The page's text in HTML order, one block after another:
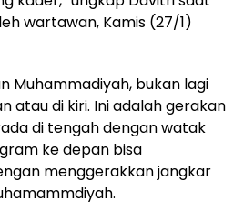
wartawan, Kamis (27/1)
Muhammadiyah, bukan lagi
atau di kiri. Ini adalah gerakan
di tengah dengan watak
ke depan bisa
menggerakkan jangkar